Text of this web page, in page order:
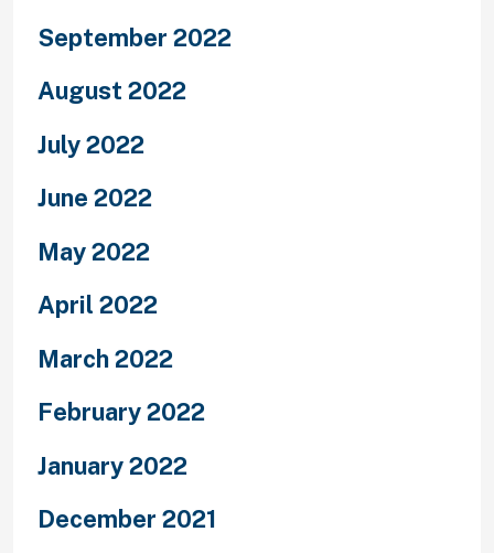
September 2022
August 2022
July 2022
June 2022
May 2022
April 2022
March 2022
February 2022
January 2022
December 2021